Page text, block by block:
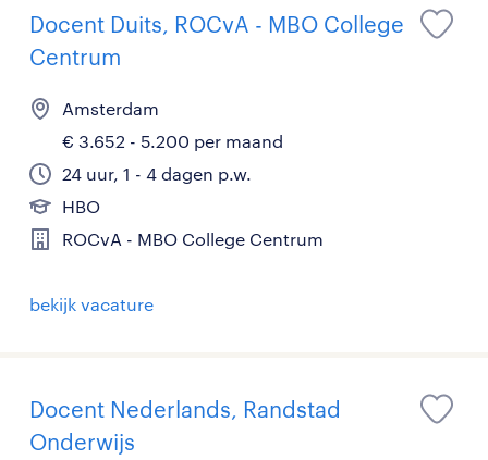
Docent Duits, ROCvA - MBO College
Centrum
Amsterdam
€ 3.652 - 5.200 per maand
24 uur, 1 - 4 dagen p.w.
HBO
ROCvA - MBO College Centrum
bekijk vacature
Docent Nederlands, Randstad
Onderwijs